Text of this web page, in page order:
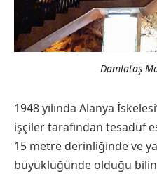
Damlataş
1948 yılında Alanya
işçiler tarafından tesadüf
15 metre derinliğinde ve
büyüklüğünde olduğu